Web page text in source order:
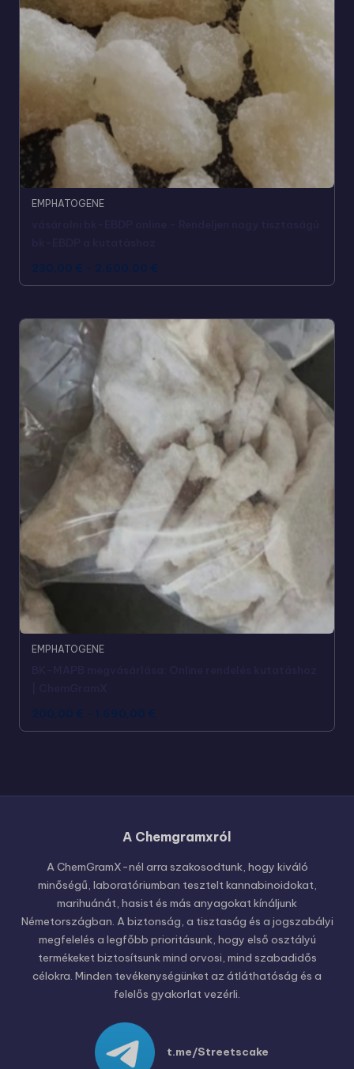
EMPHATOGENE
230,00 € - 2.600,00 €
EMPHATOGENE
200,00 € - 1.690,00 €
A Chemgramxról
A ChemGramX-nél arra szakosodtunk, hogy kiváló
minőségű, laboratóriumban tesztelt kannabinoidokat,
marihuánát, hasist és más anyagokat kínáljunk
Németországban. A biztonság, a tisztaság és a jogszabályi
megfelelés a legfőbb prioritásunk, hogy első osztályú
termékeket biztosítsunk mind orvosi, mind szabadidős
célokra. Minden tevékenységünket az átláthatóság és a
felelős gyakorlat vezérli.
t.me/Streetscake
Spanish
German (Switzerland)
German (Austria)
English (Canada)
English (United States)
Czech
Polish
Russian